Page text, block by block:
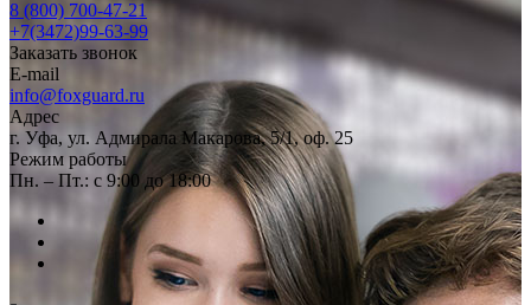
8 (800) 700-47-21
+7(3472)99-63-99
Заказать звонок
E-mail
info@foxguard.ru
Адрес
г. Уфа, ул. Адмирала Макарова, 5/1, оф. 25
Режим работы
Пн. – Пт.: с 9:00 до 18:00